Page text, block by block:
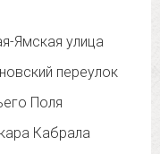
Ямская улица
переулок
Поля
Кабрала